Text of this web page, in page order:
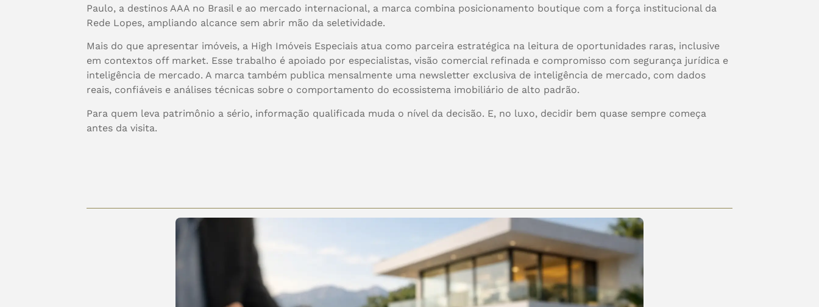
Paulo, a destinos AAA no Brasil e ao mercado internacional, a marca combina posicionamento boutique com a força institucional da
Rede Lopes, ampliando alcance sem abrir mão da seletividade.
Mais do que apresentar imóveis, a High Imóveis Especiais atua como parceira estratégica na leitura de oportunidades raras, inclusive
em contextos off market. Esse trabalho é apoiado por especialistas, visão comercial refinada e compromisso com segurança jurídica e
inteligência de mercado. A marca também publica mensalmente uma newsletter exclusiva de inteligência de mercado, com dados
reais, confiáveis e análises técnicas sobre o comportamento do ecossistema imobiliário de alto padrão.
Para quem leva patrimônio a sério, informação qualificada muda o nível da decisão. E, no luxo, decidir bem quase sempre começa
antes da visita.